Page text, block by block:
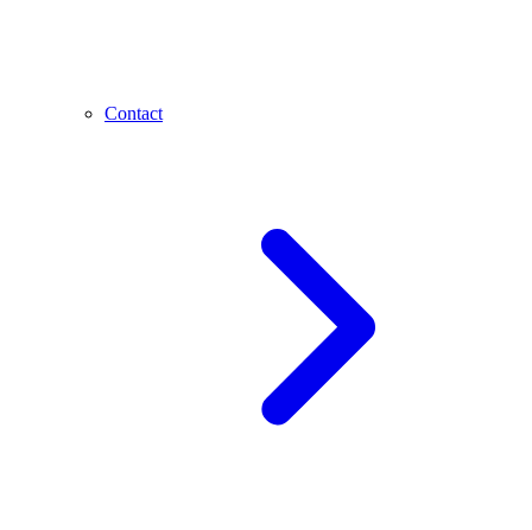
Contact